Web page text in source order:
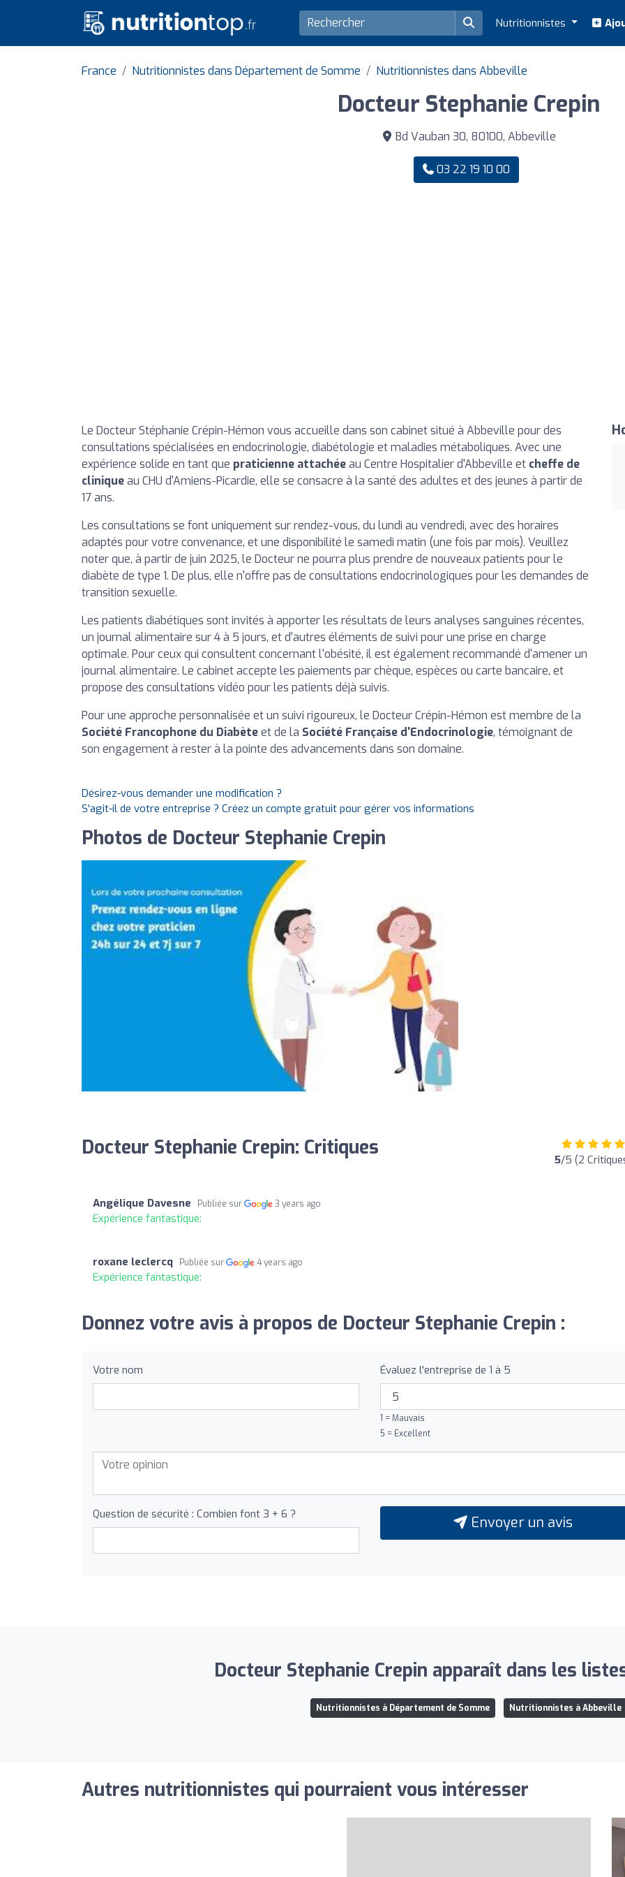
Nutritionnistes
France Nutritionnistes dans Département de Somme Nutritionnistes dans Abbeville
Docteur Stephanie Crepin
Bd Vauban 30, 80100, Abbeville
03 22 19 10 00
Le Docteur Stéphanie Crépin-Hémon vous accueille dans son cabinet situé à Abbeville pour des
consultations spécialisées en endocrinologie, diabétologie et maladies métaboliques. Avec une
expérience solide en tant que praticienne attachéeau Centre Hospitalier d'Abbeville et cheffe de
cliniqueau CHU d'Amiens-Picardie, elle se consacre à la santé des adultes et des jeunes à partir de
17 ans.
Les consultations se font uniquement sur rendez-vous, du lundi au vendredi, avec des horaires
adaptés pour votre convenance, et une disponibilité le samedi matin (une fois par mois). Veuillez
noter que, à partir de juin 2025, le Docteur ne pourra plus prendre de nouveaux patients pour le
diabète de type 1. De plus, elle n'offre pas de consultations endocrinologiques pour les demandes de
transition sexuelle.
Les patients diabétiques sont invités à apporter les résultats de leurs analyses sanguines récentes,
un journal alimentaire sur 4 à 5 jours, et d'autres éléments de suivi pour une prise en charge
optimale. Pour ceux qui consultent concernant l'obésité, il est également recommandé d'amener un
journal alimentaire. Le cabinet accepte les paiements par chèque, espèces ou carte bancaire, et
propose des consultations vidéo pour les patients déjà suivis.
Pour une approche personnalisée et un suivi rigoureux, le Docteur Crépin-Hémon est membre de la
Société Francophone du Diabèteet de la Société Française d'Endocrinologie, témoignant de
son engagement à rester à la pointe des advancements dans son domaine.
Désirez-vous demander une modification ?
S'agit-il de votre entreprise ? Créez un compte gratuit pour gérer vos informations
Photos de Docteur Stephanie Crepin
Docteur Stephanie Crepin: Critiques 5/5 (2
Angélique Davesne Publiée sur 3 years ago
Expérience fantastique:
roxane leclercq Publiée sur 4 years ago
Expérience fantastique:
Donnez votre avis à propos de Docteur Stephanie Crepin :
Votre nom Évaluez l'entreprise de 1 à 5
1 = Mauvais
5 = Excellent
Question de sécurité : Combien font 3 + 6 ? Envoyer un avis
Docteur Stephanie Crepin apparaît dans les
Nutritionnistes à Département de Somme Nutritionnistes à Abbeville
Autres nutritionnistes qui pourraient vous intéresser